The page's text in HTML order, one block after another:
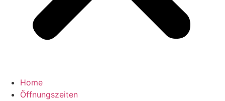
Home
Öffnungszeiten